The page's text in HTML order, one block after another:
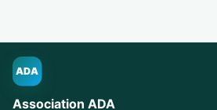
ADA
Association ADA